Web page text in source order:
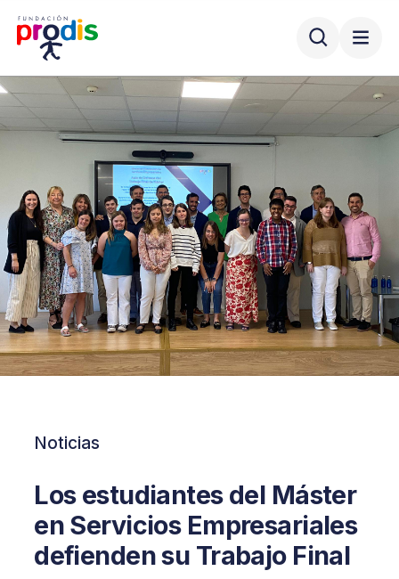
Noticias
Los estudiantes del Máster
en Servicios Empresariales
defienden su Trabajo Final